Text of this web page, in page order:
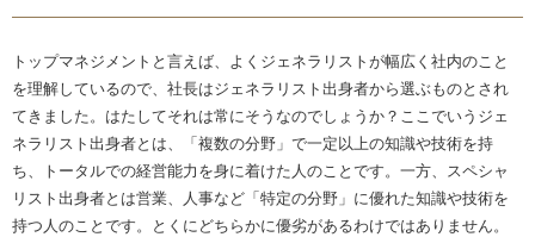
トップマネジメントと言えば、よくジェネラリストが幅広く社内のこと
を理解しているので、社長はジェネラリスト出身者から選ぶものとされ
てきました。はたしてそれは常にそうなのでしょうか？ここでいうジェ
ネラリスト出身者とは、「複数の分野」で一定以上の知識や技術を持
ち、トータルでの経営能力を身に着けた人のことです。一方、スペシャ
リスト出身者とは営業、人事など「特定の分野」に優れた知識や技術を
持つ人のことです。とくにどちらかに優劣があるわけではありません。